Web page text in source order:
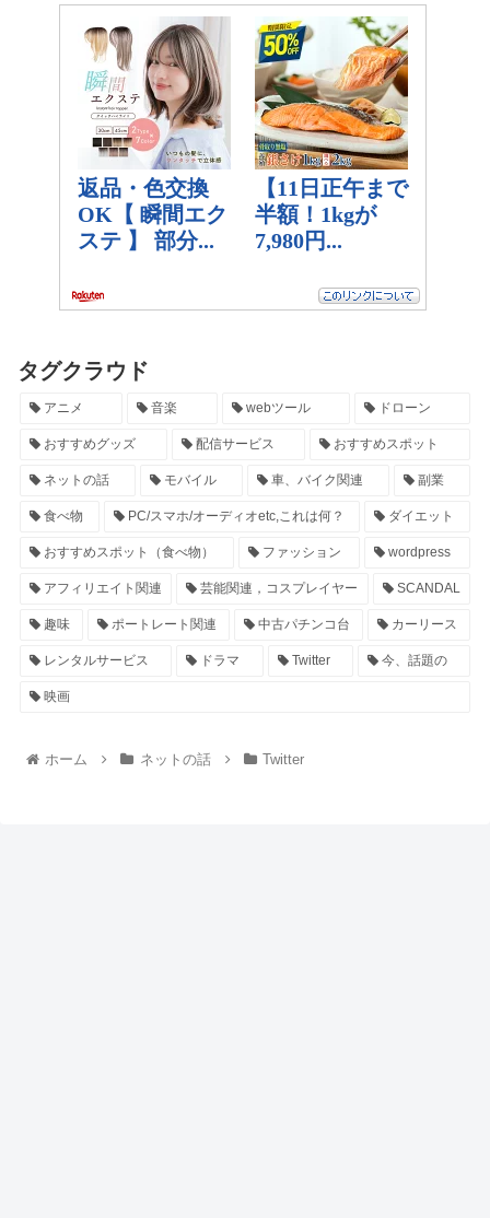
タグクラウド
アニメ 音楽 webツール ドローン
おすすめグッズ 配信サービス おすすめスポット
ネットの話 モバイル 車、バイク関連 副業
食べ物 PC/スマホ/オーディオetc,これは何？ ダイエット
おすすめスポット（食べ物） ファッション wordpress
アフィリエイト関連 芸能関連，コスプレイヤー SCANDAL
趣味 ポートレート関連 中古パチンコ台 カーリース
レンタルサービス ドラマ Twitter 今、話題の
映画
ホーム ネットの話 Twitter